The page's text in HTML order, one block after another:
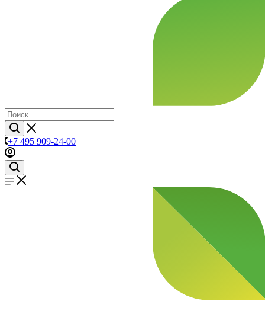
+7 495 909-24-00